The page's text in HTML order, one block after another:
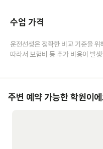
수업 가격
운전선생은 정확한 비교 기준을 위
따라서 보험비 등 추가 비용이 발
주변 예약 가능한 학원이